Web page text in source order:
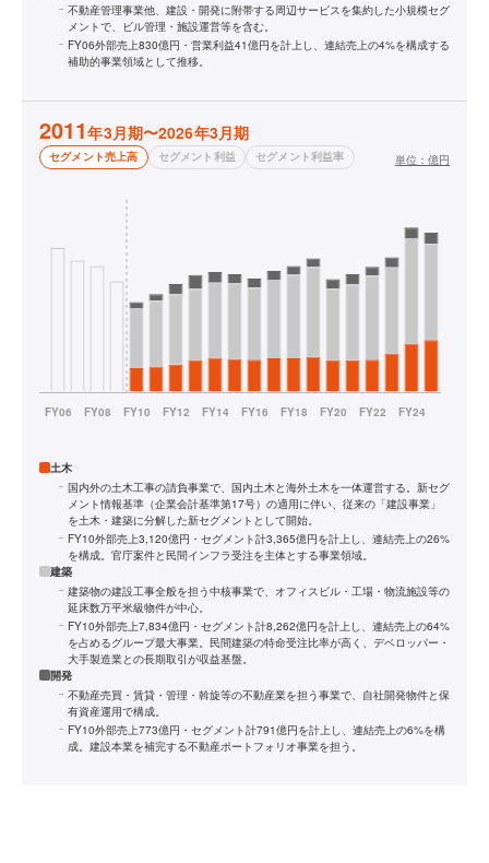
不動産管理事業他、建設・開発に附帯する周辺サービスを集約した小規模セグ
メントで、ビル管理・施設運営等を含む。
FY06外部売上830億円・営業利益41億円を計上し、連結売上の4%を構成する
補助的事業領域として推移。
2011年3月期〜2026年3月期
セグメント売上高 セグメント利益 セグメント利益率 単位： 億円
土木
国内外の土木工事の請負事業で、国内土木と海外土木を一体運営する。新セグ
メント情報基準（企業会計基準第17号）の適用に伴い、従来の「建設事業」
を土木・建築に分解した新セグメントとして開始。
FY10外部売上3,120億円・セグメント計3,365億円を計上し、連結売上の26%
を構成。官庁案件と民間インフラ受注を主体とする事業領域。
建築
建築物の建設工事全般を担う中核事業で、オフィスビル・工場・物流施設等の
延床数万平米級物件が中心。
FY10外部売上7,834億円・セグメント計8,262億円を計上し、連結売上の64%
を占めるグループ最大事業。民間建築の特命受注比率が高く、デベロッパー・
大手製造業との長期取引が収益基盤。
開発
不動産売買・賃貸・管理・斡旋等の不動産業を担う事業で、自社開発物件と保
有資産運用で構成。
FY10外部売上773億円・セグメント計791億円を計上し、連結売上の6%を構
成。建設本業を補完する不動産ポートフォリオ事業を担う。